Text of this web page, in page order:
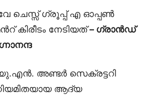
ചെസ്സ് ഗ്രൂപ്പ് എ ഓപ്പൺ
കിരീടം നേടിയത്– ഗ്രാൻഡ്
അണ്ടർ സെക്രട്ടറി
ആദ്യ